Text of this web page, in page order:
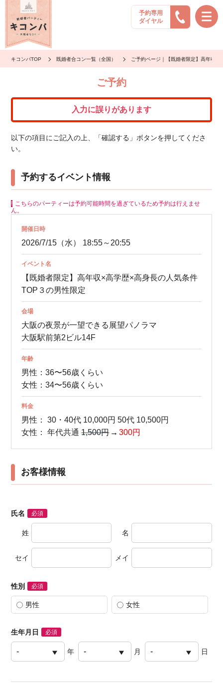
予約専用
ダイヤル
キコンパTOP 既婚者合コン一覧（全国） ご予約ページ｜【既婚者限定】高年収×
ご予約
入力に誤りがあります
以下の項目にご記入の上、「確認する」ボタンを押してくださ
い。
予約するイベント情報
こちらのパーティーは予約可能時間を過ぎているため予約は行えませ
ん。
開催日時
2026/7/15（水） 18:55～20:55
イベント名
【既婚者限定】高年収×高学歴×高身長の人気条件
TOP３の男性限定
会場
大阪の夜景が一望できる展望パノラマ
大阪駅前第2ビル14F
年齢
男性：36〜56歳くらい
女性：34〜56歳くらい
料金
男性： 30・40代 10,000円50代 10,500円
女性：
年代共通1,500円 300円
お客様情報
氏名 必須
姓 名
セイ メイ
性別 必須
男性 女性
生年月日 必須
年 月 日